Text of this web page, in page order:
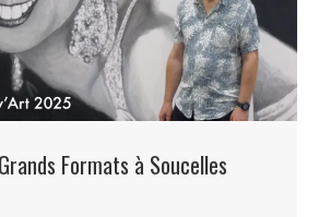
Formats à Soucelles